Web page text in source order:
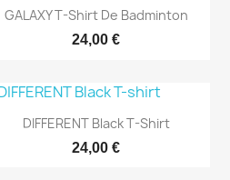
Aperçu rapide
GALAXY T-Shirt De Badminton
24,00 €
Aperçu rapide
DIFFERENT Black T-Shirt
24,00 €